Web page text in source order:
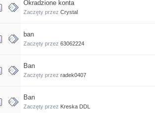
Okradzione konta
Zaczęty przez Crystal
ban
Zaczęty przez 63062224
Ban
Zaczęty przez radek0407
Ban
Zaczęty przez Kreska DDL